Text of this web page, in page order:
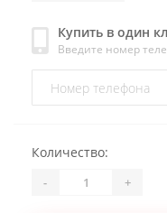
Купить в один
Введите номер
Количество:
- +